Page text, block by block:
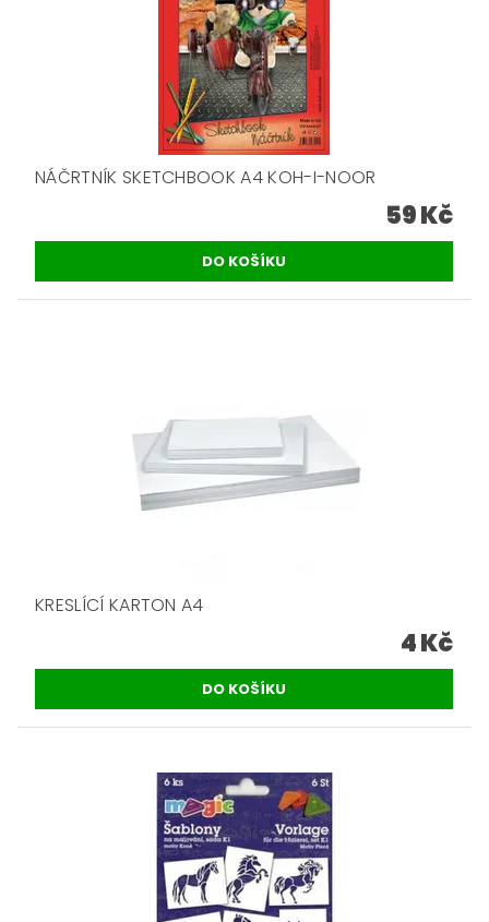
NÁČRTNÍK SKETCHBOOK A4 KOH-I-NOOR
59 Kč
KRESLÍCÍ KARTON A4
4 Kč